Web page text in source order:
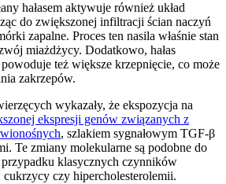
hałasem aktywuje również układ
do zwiększonej infiltracji ścian naczyń
zapalne. Proces ten nasila właśnie stan
miażdżycy. Dodatkowo, hałas
też większe krzepnięcie, co może
zakrzepów.
wykazały, że ekspozycja na
ekspresji genów związanych z
, szlakiem sygnałowym TGF-β
Te zmiany molekularne są podobne do
klasycznych czynników
czy hipercholesterolemii.